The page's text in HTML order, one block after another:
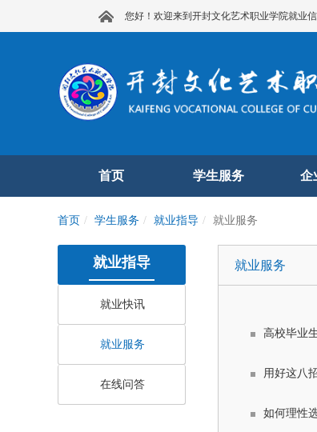
您好！欢迎来到开封文化艺术职业学院就业
首页 学生服务 企
首页 学生服务 就业指导 就业服务
就业指导
就业快讯
就业服务
在线问答
就业服务
高校毕业
用好这八
如何理性